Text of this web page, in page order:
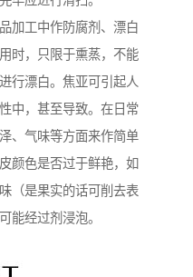
加工中作防腐剂、漂白
时，只限于熏蒸，不能
行漂白。焦亚可引起人
中，甚至导致。在日常
、气味等方面来作简单
颜色是否过于鲜艳，如
（是果实的话可削去表
能经过剂浸泡。